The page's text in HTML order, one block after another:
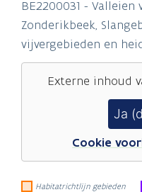
BE2200031 - Valleien
Zonderikbeek,
vijvergebieden en
Externe inhoud
Ja
Cookie
Habitatrichtlijn gebieden